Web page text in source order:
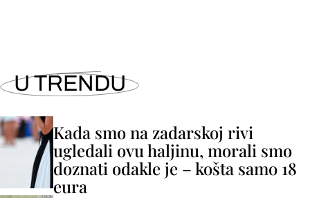
U TRENDU
Kada smo na zadarskoj rivi
ugledali ovu haljinu, morali smo
doznati odakle je – košta samo 18
eura